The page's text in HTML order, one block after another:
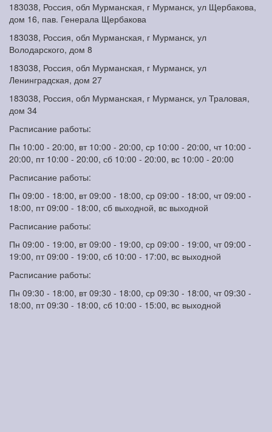
183038, Россия, обл Мурманская, г Мурманск, ул Щербакова,
дом 16, пав. Генерала Щербакова
183038, Россия, обл Мурманская, г Мурманск, ул
Володарского, дом 8
183038, Россия, обл Мурманская, г Мурманск, ул
Ленинградская, дом 27
183038, Россия, обл Мурманская, г Мурманск, ул Траловая,
дом 34
Расписание работы:
Пн 10:00 - 20:00, вт 10:00 - 20:00, ср 10:00 - 20:00, чт 10:00 -
20:00, пт 10:00 - 20:00, сб 10:00 - 20:00, вс 10:00 - 20:00
Расписание работы:
Пн 09:00 - 18:00, вт 09:00 - 18:00, ср 09:00 - 18:00, чт 09:00 -
18:00, пт 09:00 - 18:00, сб выходной, вс выходной
Расписание работы:
Пн 09:00 - 19:00, вт 09:00 - 19:00, ср 09:00 - 19:00, чт 09:00 -
19:00, пт 09:00 - 19:00, сб 10:00 - 17:00, вс выходной
Расписание работы:
Пн 09:30 - 18:00, вт 09:30 - 18:00, ср 09:30 - 18:00, чт 09:30 -
18:00, пт 09:30 - 18:00, сб 10:00 - 15:00, вс выходной